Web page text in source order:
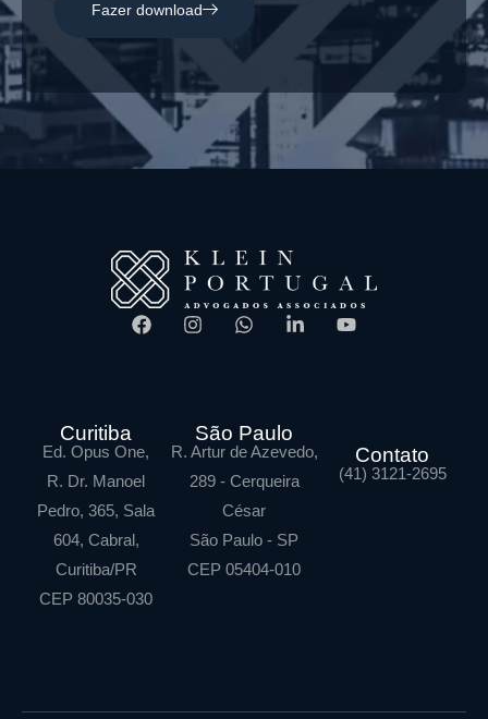
Fazer download
Curitiba
Ed. Opus One,
R. Dr. Manoel
Pedro, 365, Sala
604, Cabral,
Curitiba/PR
CEP 80035-030
São Paulo
R. Artur de Azevedo,
289 - Cerqueira
César
São Paulo - SP
CEP 05404-010
Contato
(41) 3121-2695